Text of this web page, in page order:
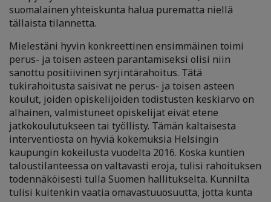
suomalainen yhteiskunta halua purematta niellä
tällaista tilannetta.
Mielestäni hyvin konkreettinen ensimmäinen toimi
perus- ja toisen asteen parantamiseksi olisi niin
sanottu positiivinen syrjintärahoitus. Tätä
tukirahoitusta saisivat ne perus- ja toisen asteen
koulut, joiden opiskelijoiden todistusten keskiarvo on
alhainen, valmistuneet opiskelijat eivät etene
jatkokoulutukseen tai työllisty. Tämän kaltaisesta
interventiosta on hyviä kokemuksia Helsingin
kaupungin kokeilusta vuodelta 2016. Koska kuntien
taloustilanteessa on valtavasti eroja, tulisi rahoituksen
todennäköisesti tulla Suomen hallitukselta. Kunnilta
tulisi kuitenkin vaatia omavastuuosuutta, jotta kunta